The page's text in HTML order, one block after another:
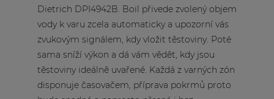
Dietrich DPI4942B. Boil přivede zvolený objem
vody k varu zcela automaticky a upozorní vás
zvukovým signálem, kdy vložit těstoviny. Poté
sama sníží výkon a dá vám vědět, kdy jsou
těstoviny ideálně uvařené. Každá z varných zón
disponuje časovačem, příprava pokrmů proto